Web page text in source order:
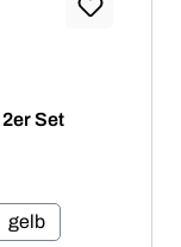
Set
gelb